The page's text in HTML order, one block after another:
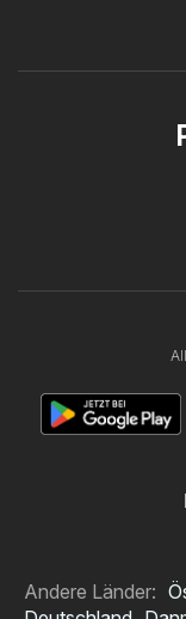
Andere Länder: